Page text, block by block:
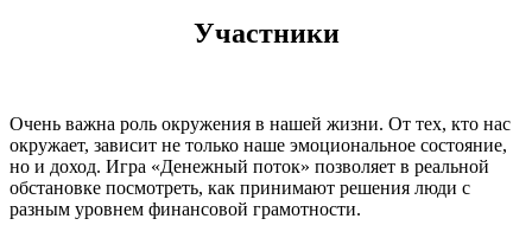
Участники
Очень важна роль окружения в нашей жизни. От тех, кто нас
окружает, зависит не только наше эмоциональное состояние,
но и доход. Игра «Денежный поток» позволяет в реальной
обстановке посмотреть, как принимают решения люди с
разным уровнем финансовой грамотности.